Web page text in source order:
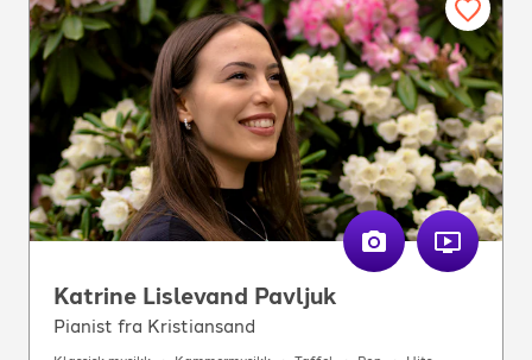
Katrine Lislevand Pavljuk
Pianist fra Kristiansand